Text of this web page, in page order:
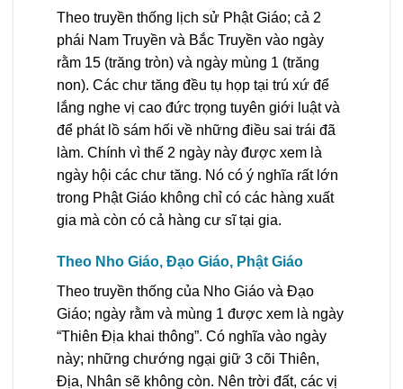
Theo truyền thống lịch sử Phật Giáo; cả 2
phái Nam Truyền và Bắc Truyền vào ngày
rằm 15 (trăng tròn) và ngày mùng 1 (trăng
non). Các chư tăng đều tụ họp tại trú xứ để
lắng nghe vị cao đức trọng tuyên giới luật và
để phát lồ sám hối về những điều sai trái đã
làm. Chính vì thế 2 ngày này được xem là
ngày hội các chư tăng. Nó có ý nghĩa rất lớn
trong Phật Giáo không chỉ có các hàng xuất
gia mà còn có cả hàng cư sĩ tại gia.
Theo Nho Giáo, Đạo Giáo, Phật Giáo
Theo truyền thống của Nho Giáo và Đạo
Giáo; ngày rằm và mùng 1 được xem là ngày
“Thiên Địa khai thông”. Có nghĩa vào ngày
này; những chướng ngại giữ 3 cõi Thiên,
Địa, Nhân sẽ không còn. Nên trời đất, các vị